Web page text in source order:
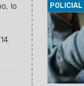
lo
POLICIAL
09/02/
Juzgado
hija.